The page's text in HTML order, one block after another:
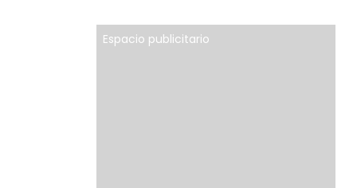
Espacio publicitario